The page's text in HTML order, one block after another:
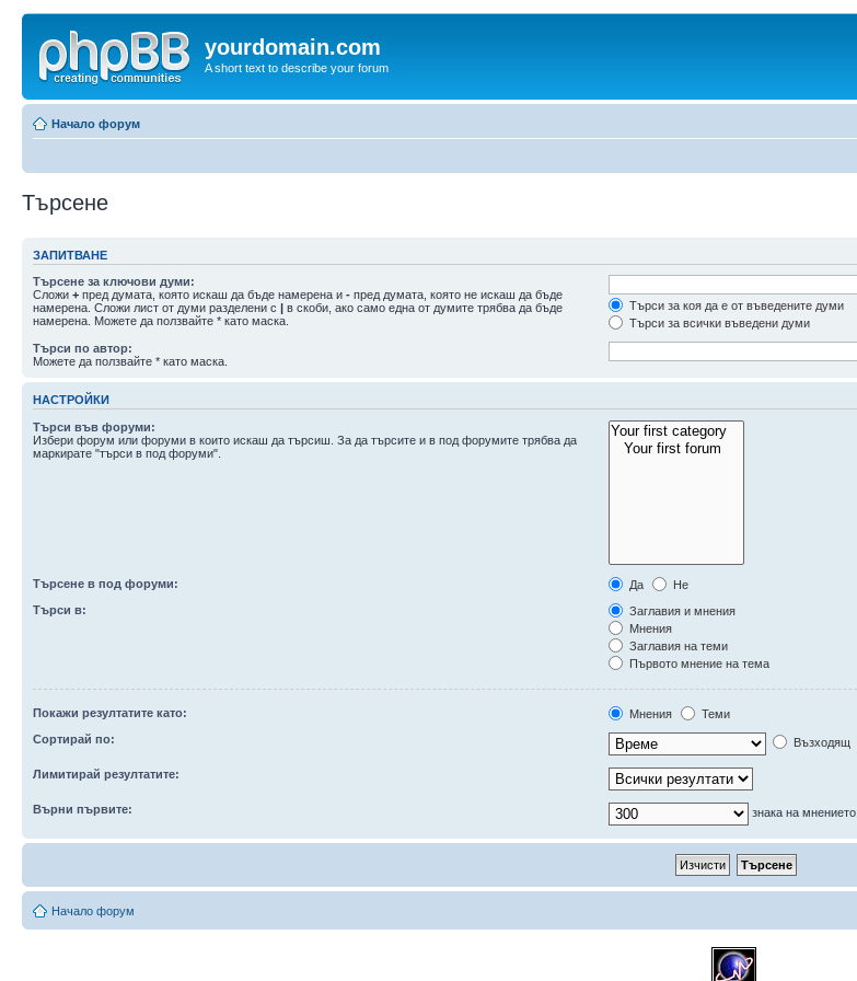
yourdomain.com
A short text to describe your forum
Начало форум
Търсене
ЗАПИТВАНЕ
Търсене за ключови думи:
Сложи + пред думата, която искаш да бъде намерена и - пред думата, която не искаш да бъде
намерена. Сложи лист от думи разделени с | в скоби, ако само една от думите трябва да бъде
намерена. Можете да ползвайте * като маска.
Търси за коя да е от въведените думи
Търси за всички въведени думи
Търси по автор:
Можете да ползвайте * като маска.
НАСТРОЙКИ
Търси във форуми:
Избери форум или форуми в които искаш да търсиш. За да търсите и в под форумите трябва да
маркирате "търси в под форуми".
Търсене в под форуми: Да
Не
Търси в:
Заглавия и мнения
Мнения
Заглавия на теми
Първото мнение на тема
Покажи резултатите като: Мнения
Теми
Сортирай по:
Възходящ
Лимитирай резултатите:
Върни първите: знака на мнението
Начало форум